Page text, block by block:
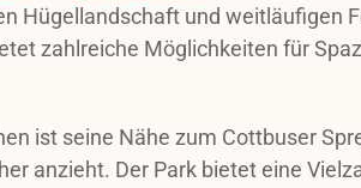
Hügellandschaft und weitläufigen
zahlreiche Möglichkeiten für
ist seine Nähe zum Cottbuser
anzieht. Der Park bietet eine